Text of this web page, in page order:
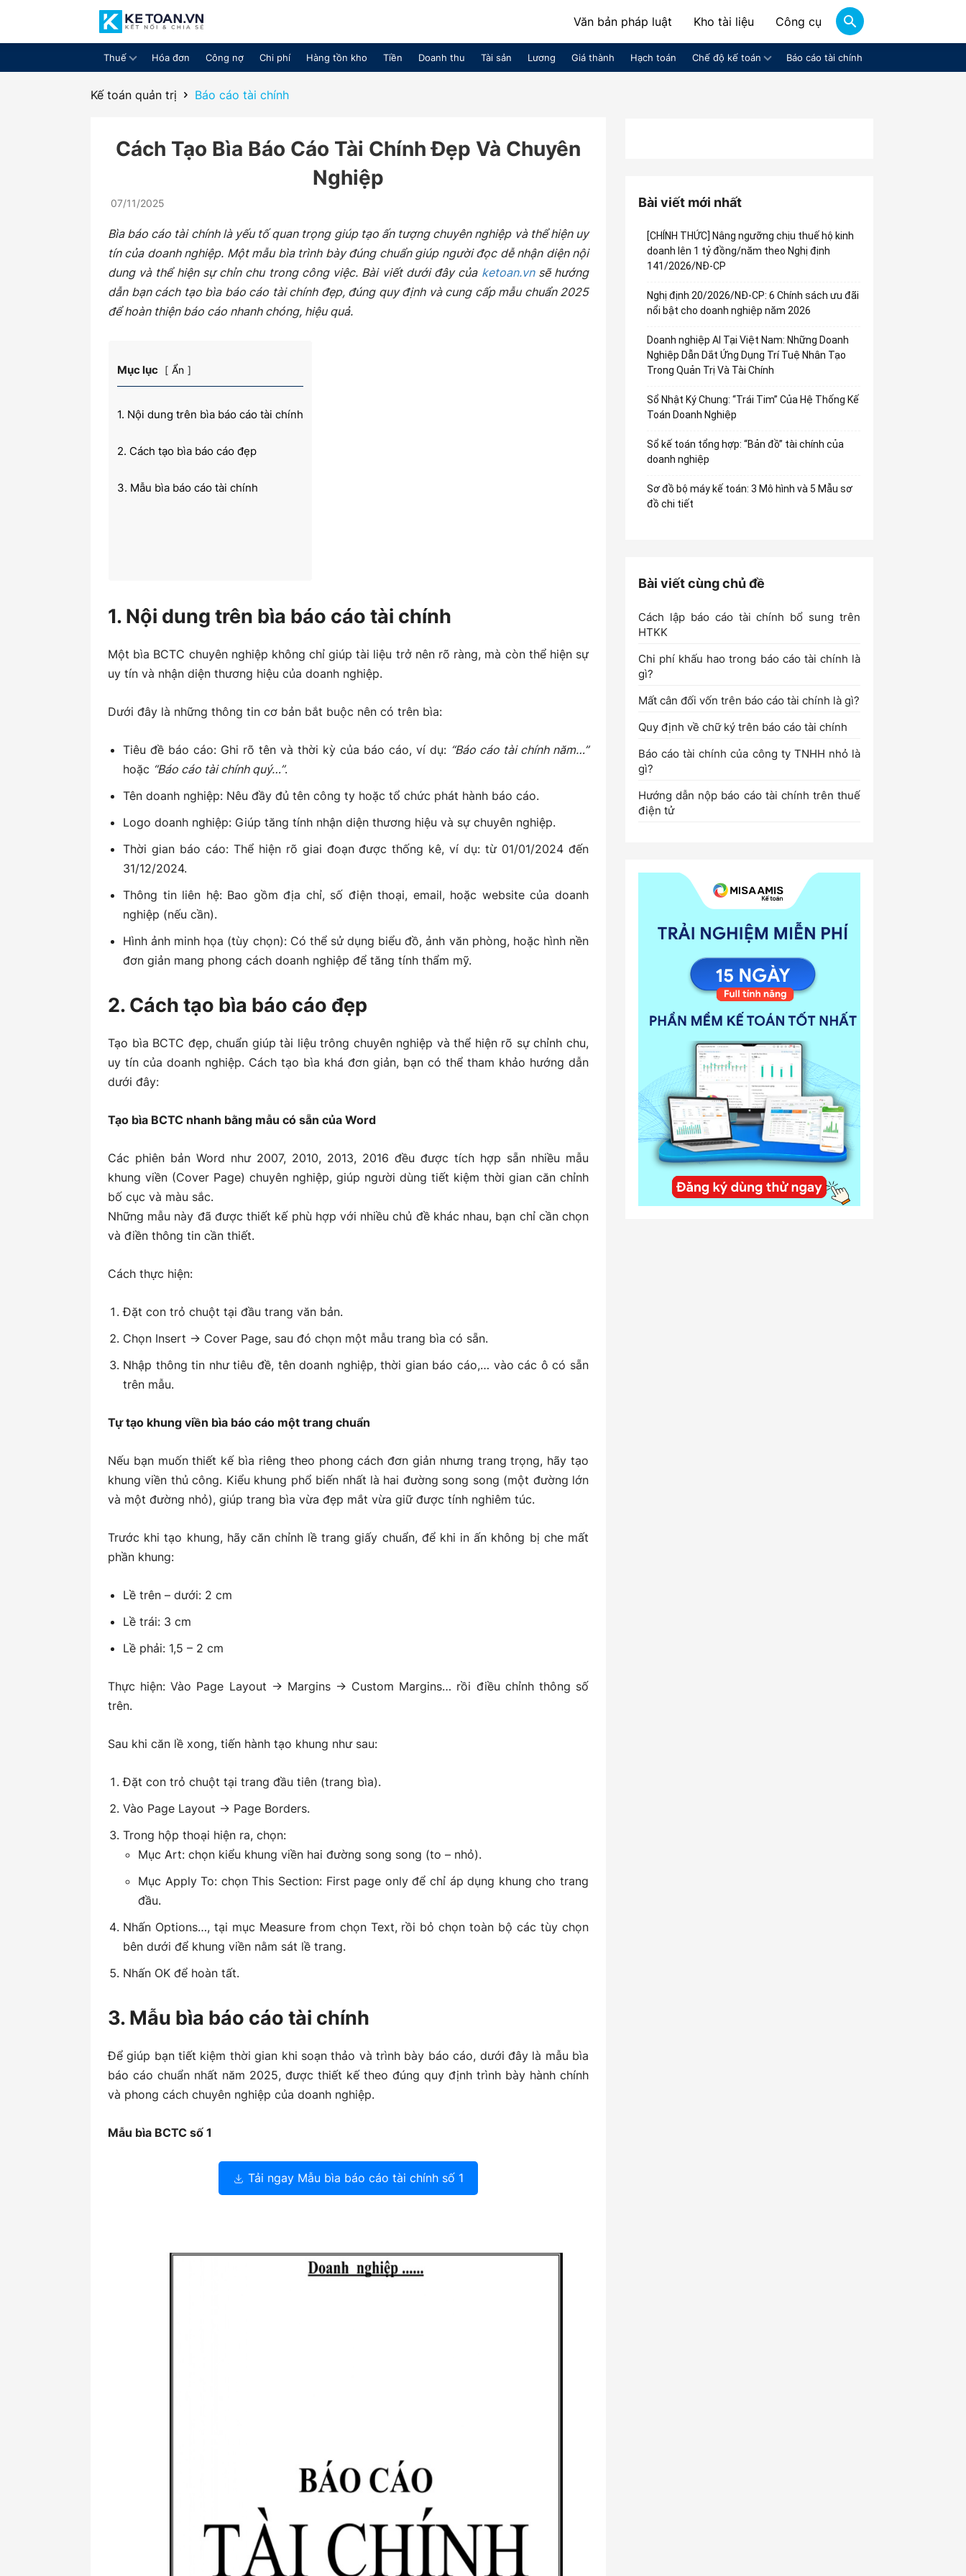
đồng
chia
kiến
toán
Văn bản pháp luật Kho tài liệu Công cụ
Thuế Hóa đơn Công nợ Chi phí Hàng tồn kho Tiền Doanh thu Tài sản Lương Giá thành Hạch toán Chế độ kế toán Báo cáo tài chính
Kế toán quản trị Báo cáo tài chính
Cách Tạo Bìa Báo Cáo Tài Chính Đẹp Và Chuyên
Nghiệp
07/11/2025
Bìa báo cáo tài chính là yếu tố quan trọng giúp tạo ấn tượng chuyên nghiệp và thể hiện uy
tín của doanh nghiệp. Một mẫu bìa trình bày đúng chuẩn giúp người đọc dễ nhận diện nội
dung và thể hiện sự chỉn chu trong công việc. Bài viết dưới đây của ketoan.vnsẽ hướng
dẫn bạn cách tạo bìa báo cáo tài chính đẹp, đúng quy định và cung cấp mẫu chuẩn 2025
để hoàn thiện báo cáo nhanh chóng, hiệu quả.
Mục lục Ẩn
1. Nội dung trên bìa báo cáo tài chính
2. Cách tạo bìa báo cáo đẹp
3. Mẫu bìa báo cáo tài chính
1. Nội dung trên bìa báo cáo tài chính
Một bìa BCTC chuyên nghiệp không chỉ giúp tài liệu trở nên rõ ràng, mà còn thể hiện sự
uy tín và nhận diện thương hiệu của doanh nghiệp.
Dưới đây là những thông tin cơ bản bắt buộc nên có trên bìa:
Tiêu đề báo cáo: Ghi rõ tên và thời kỳ của báo cáo, ví dụ: “Báo cáo tài chính năm…”
hoặc “Báo cáo tài chính quý…”.
Tên doanh nghiệp: Nêu đầy đủ tên công ty hoặc tổ chức phát hành báo cáo.
Logo doanh nghiệp: Giúp tăng tính nhận diện thương hiệu và sự chuyên nghiệp.
Thời gian báo cáo: Thể hiện rõ giai đoạn được thống kê, ví dụ: từ 01/01/2024 đến
31/12/2024.
Thông tin liên hệ: Bao gồm địa chỉ, số điện thoại, email, hoặc website của doanh
nghiệp (nếu cần).
Hình ảnh minh họa (tùy chọn): Có thể sử dụng biểu đồ, ảnh văn phòng, hoặc hình nền
đơn giản mang phong cách doanh nghiệp để tăng tính thẩm mỹ.
2. Cách tạo bìa báo cáo đẹp
Tạo bìa BCTC đẹp, chuẩn giúp tài liệu trông chuyên nghiệp và thể hiện rõ sự chỉnh chu,
uy tín của doanh nghiệp. Cách tạo bìa khá đơn giản, bạn có thể tham khảo hướng dẫn
dưới đây:
Tạo bìa BCTC nhanh bằng mẫu có sẵn của Word
Các phiên bản Word như 2007, 2010, 2013, 2016 đều được tích hợp sẵn nhiều mẫu
khung viền (Cover Page) chuyên nghiệp, giúp người dùng tiết kiệm thời gian căn chỉnh
bố cục và màu sắc.
Những mẫu này đã được thiết kế phù hợp với nhiều chủ đề khác nhau, bạn chỉ cần chọn
và điền thông tin cần thiết.
Cách thực hiện:
Đặt con trỏ chuột tại đầu trang văn bản.
Chọn Insert → Cover Page, sau đó chọn một mẫu trang bìa có sẵn.
Nhập thông tin như tiêu đề, tên doanh nghiệp, thời gian báo cáo,… vào các ô có sẵn
trên mẫu.
Tự tạo khung viền bìa báo cáo một trang chuẩn
Nếu bạn muốn thiết kế bìa riêng theo phong cách đơn giản nhưng trang trọng, hãy tạo
khung viền thủ công. Kiểu khung phổ biến nhất là hai đường song song (một đường lớn
và một đường nhỏ), giúp trang bìa vừa đẹp mắt vừa giữ được tính nghiêm túc.
Trước khi tạo khung, hãy căn chỉnh lề trang giấy chuẩn, để khi in ấn không bị che mất
phần khung:
Lề trên – dưới: 2 cm
Lề trái: 3 cm
Lề phải: 1,5 – 2 cm
Thực hiện: Vào Page Layout → Margins → Custom Margins… rồi điều chỉnh thông số
trên.
Sau khi căn lề xong, tiến hành tạo khung như sau:
Đặt con trỏ chuột tại trang đầu tiên (trang bìa).
Vào Page Layout → Page Borders.
Trong hộp thoại hiện ra, chọn:
Mục Art: chọn kiểu khung viền hai đường song song (to – nhỏ).
Mục Apply To: chọn This Section: First page only để chỉ áp dụng khung cho trang
đầu.
Nhấn Options…, tại mục Measure from chọn Text, rồi bỏ chọn toàn bộ các tùy chọn
bên dưới để khung viền nằm sát lề trang.
Nhấn OK để hoàn tất.
3. Mẫu bìa báo cáo tài chính
Để giúp bạn tiết kiệm thời gian khi soạn thảo và trình bày báo cáo, dưới đây là mẫu bìa
báo cáo chuẩn nhất năm 2025, được thiết kế theo đúng quy định trình bày hành chính
và phong cách chuyên nghiệp của doanh nghiệp.
Mẫu bìa BCTC số 1
Tải ngay Mẫu bìa báo cáo tài chính số 1
Bài viết mới nhất
[CHÍNH THỨC] Nâng ngưỡng chịu thuế hộ kinh
doanh lên 1 tỷ đồng/năm theo Nghị định
141/2026/NĐ-CP
Nghị định 20/2026/NĐ-CP: 6 Chính sách ưu đãi
nổi bật cho doanh nghiệp năm 2026
Doanh nghiệp AI Tại Việt Nam: Những Doanh
Nghiệp Dẫn Dắt Ứng Dụng Trí Tuệ Nhân Tạo
Trong Quản Trị Và Tài Chính
Sổ Nhật Ký Chung: “Trái Tim” Của Hệ Thống Kế
Toán Doanh Nghiệp
Sổ kế toán tổng hợp: “Bản đồ” tài chính của
doanh nghiệp
Sơ đồ bộ máy kế toán: 3 Mô hình và 5 Mẫu sơ
đồ chi tiết
Bài viết cùng chủ đề
Cách lập báo cáo tài chính bổ sung trên
HTKK
Chi phí khấu hao trong báo cáo tài chính là
gì?
Mất cân đối vốn trên báo cáo tài chính là gì?
Quy định về chữ ký trên báo cáo tài chính
Báo cáo tài chính của công ty TNHH nhỏ là
gì?
Hướng dẫn nộp báo cáo tài chính trên thuế
điện tử